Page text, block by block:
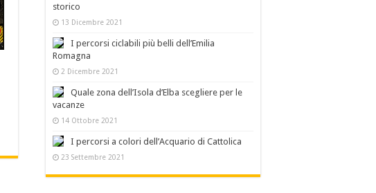
storico
13 Dicembre 2021
I percorsi ciclabili più belli dell’Emilia
Romagna
2 Dicembre 2021
Quale zona dell’Isola d’Elba scegliere per le
vacanze
14 Ottobre 2021
I percorsi a colori dell’Acquario di Cattolica
23 Settembre 2021